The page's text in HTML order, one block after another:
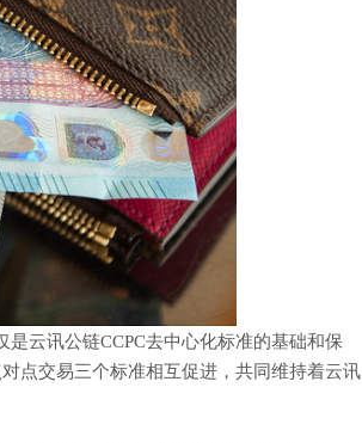
云讯公链CCPC去中心化标准的基础和保
点交易三个标准相互促进，共同维持着云讯